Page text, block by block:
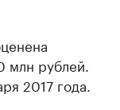
млн рублей.
2017 года.